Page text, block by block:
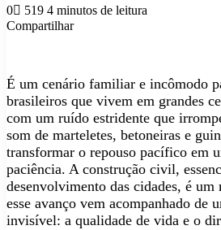
0
519 4 minutos de leitura
Compartilhar
mail
É um cenário familiar e incômodo
brasileiros que vivem em grandes
com um ruído estridente que
som de marteletes, betoneiras e
transformar o repouso pacífico em
paciência. A construção civil,
desenvolvimento das cidades, é
esse avanço vem acompanhado de
invisível: a qualidade de vida e o